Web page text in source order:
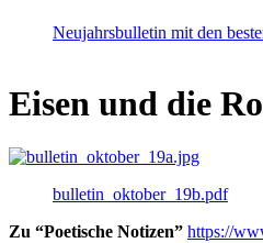
Neujahrsbulletin mit den
Eisen und die
bulletin_oktober_19b.pdf
Zu “Poetische Notizen” https://